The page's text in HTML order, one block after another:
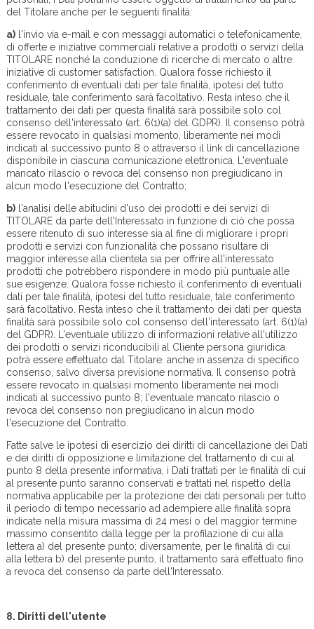
del Titolare anche per le seguenti finalità:
a)l'invio via e-mail e con messaggi automatici o telefonicamente,
di offerte e iniziative commerciali relative a prodotti o servizi della
TITOLARE nonché la conduzione di ricerche di mercato o altre
iniziative di customer satisfaction. Qualora fosse richiesto il
conferimento di eventuali dati per tale finalità, ipotesi del tutto
residuale, tale conferimento sarà facoltativo. Resta inteso che il
trattamento dei dati per questa finalità sarà possibile solo col
consenso dell'interessato (art. 6(1)(a) del GDPR). Il consenso potrà
essere revocato in qualsiasi momento, liberamente nei modi
indicati al successivo punto 8 o attraverso il link di cancellazione
disponibile in ciascuna comunicazione elettronica. L'eventuale
mancato rilascio o revoca del consenso non pregiudicano in
alcun modo l'esecuzione del Contratto;
b)l'analisi delle abitudini d'uso dei prodotti e dei servizi di
TITOLARE da parte dell'Interessato in funzione di ciò che possa
essere ritenuto di suo interesse sia al fine di migliorare i propri
prodotti e servizi con funzionalità che possano risultare di
maggior interesse alla clientela sia per offrire all'interessato
prodotti che potrebbero rispondere in modo più puntuale alle
sue esigenze. Qualora fosse richiesto il conferimento di eventuali
dati per tale finalità, ipotesi del tutto residuale, tale conferimento
sarà facoltativo. Resta inteso che il trattamento dei dati per questa
finalità sarà possibile solo col consenso dell'interessato (art. 6(1)(a)
del GDPR). L'eventuale utilizzo di informazioni relative all'utilizzo
dei prodotti o servizi riconducibili al Cliente persona giuridica
potrà essere effettuato dal Titolare. anche in assenza di specifico
consenso, salvo diversa previsione normativa. Il consenso potrà
essere revocato in qualsiasi momento liberamente nei modi
indicati al successivo punto 8; l'eventuale mancato rilascio o
revoca del consenso non pregiudicano in alcun modo
l'esecuzione del Contratto.
Fatte salve le ipotesi di esercizio dei diritti di cancellazione dei Dati
e dei diritti di opposizione e limitazione del trattamento di cui al
punto 8 della presente informativa, i Dati trattati per le finalità di cui
al presente punto saranno conservati e trattati nel rispetto della
normativa applicabile per la protezione dei dati personali per tutto
il periodo di tempo necessario ad adempiere alle finalità sopra
indicate nella misura massima di 24 mesi o del maggior termine
massimo consentito dalla legge per la profilazione di cui alla
lettera a) del presente punto; diversamente, per le finalità di cui
alla lettera b) del presente punto, il trattamento sarà effettuato fino
a revoca del consenso da parte dell'Interessato.
8. Diritti dell'utente